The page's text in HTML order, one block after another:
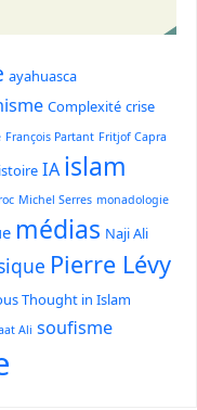
ayahuasca
Complexité crise
François Partant Fritjof Capra
IA islam
Michel Serres monadologie
médias Naji Ali
Pierre Lévy
Thought in Islam
Ali soufisme